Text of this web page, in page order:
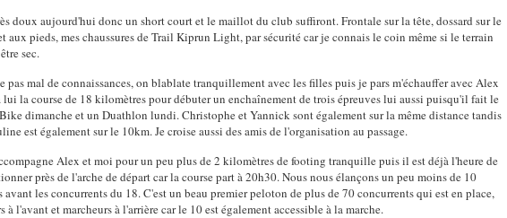
doux aujourd'hui donc un short court et le maillot du club suffiront. Frontale sur la tête, dossard sur le
aux pieds, mes chaussures de Trail Kiprun Light, par sécurité car je connais le coin même si le terrain
sec.
pas mal de connaissances, on blablate tranquillement avec les filles puis je pars m'échauffer avec Alex
lui la course de 18 kilomètres pour débuter un enchaînement de trois épreuves lui aussi puisqu'il fait le
dimanche et un Duathlon lundi. Christophe et Yannick sont également sur la même distance tandis
est également sur le 10km. Je croise aussi des amis de l'organisation au passage.
Alex et moi pour un peu plus de 2 kilomètres de footing tranquille puis il est déjà l'heure de
près de l'arche de départ car la course part à 20h30. Nous nous élançons un peu moins de 10
avant les concurrents du 18. C'est un beau premier peloton de plus de 70 concurrents qui est en place,
à l'avant et marcheurs à l'arrière car le 10 est également accessible à la marche.